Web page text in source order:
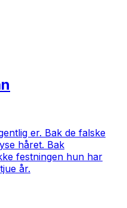
er. Bak de falske
håret. Bak
festningen hun har
år.